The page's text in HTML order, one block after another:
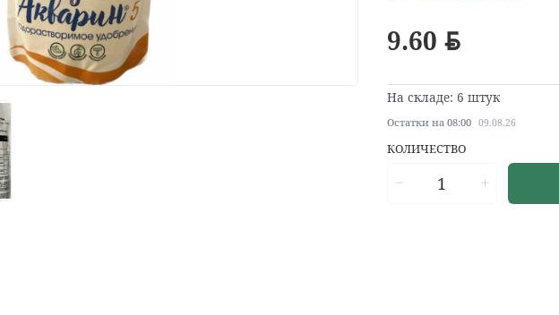
9.60 BYN
На складе: 6 штук
Остатки на 08:00 09.08.26
КОЛИЧЕСТВО